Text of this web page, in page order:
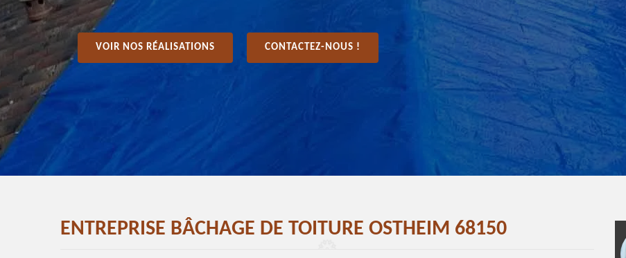
VOIR NOS RÉALISATIONS CONTACTEZ-NOUS !
ENTREPRISE BÂCHAGE DE TOITURE OSTHEIM 68150